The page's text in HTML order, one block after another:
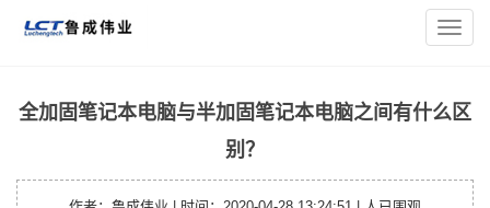
导
航
您的位置：主页
> 全加固笔记本电脑与半加固笔记
全加固笔记本电脑与半加固笔记本电脑之间有什么区
别？